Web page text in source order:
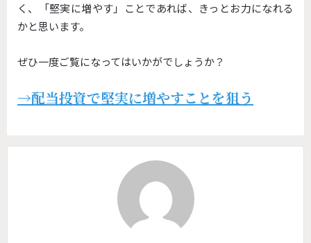
く、「堅実に増やす」ことであれば、きっとお力になれる
かと思います。
ぜひ一度ご覧になってはいかがでしょうか？
→配当投資で堅実に増やすことを狙う